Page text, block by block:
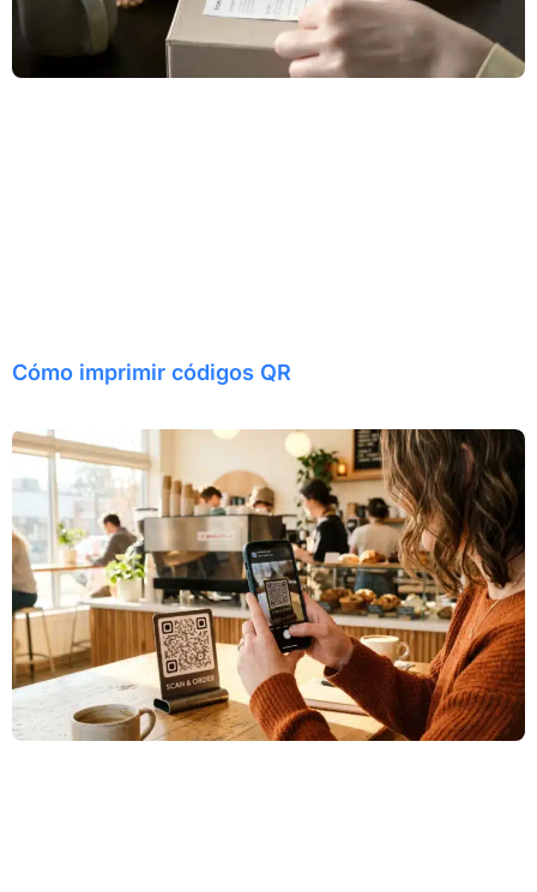
Cómo imprimir códigos QR